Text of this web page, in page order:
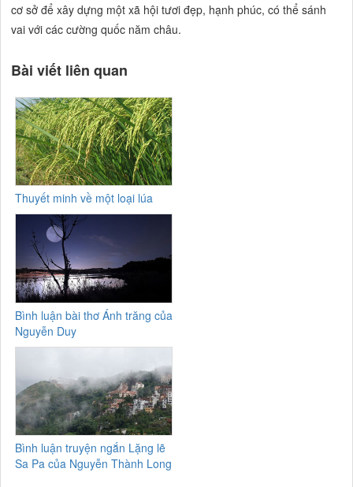
cơ sở để xây dựng một xã hội tươi đẹp, hạnh phúc, có thể sánh
vai với các cường quốc năm châu.
Bài viết liên quan
Thuyết minh về một loại lúa
Bình luận bài thơ Ánh trăng của
Nguyễn Duy
Bình luận truyện ngắn Lặng lẽ
Sa Pa của Nguyễn Thành Long